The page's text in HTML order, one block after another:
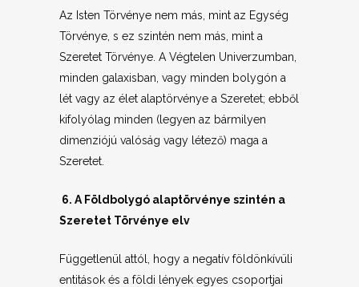
Az Isten Törvénye nem más, mint az Egység
Törvénye, s ez szintén nem más, mint a
Szeretet Törvénye. A Végtelen Univerzumban,
minden galaxisban, vagy minden bolygón a
lét vagy az élet alaptörvénye a Szeretet; ebből
kifolyólag minden (legyen az bármilyen
dimenziójú valóság vagy létező) maga a
Szeretet.
6. A Földbolygó alaptörvénye szintén a
Szeretet Törvénye elv
Függetlenül attól, hogy a negatív földönkívüli
entitások és a földi lények egyes csoportjai